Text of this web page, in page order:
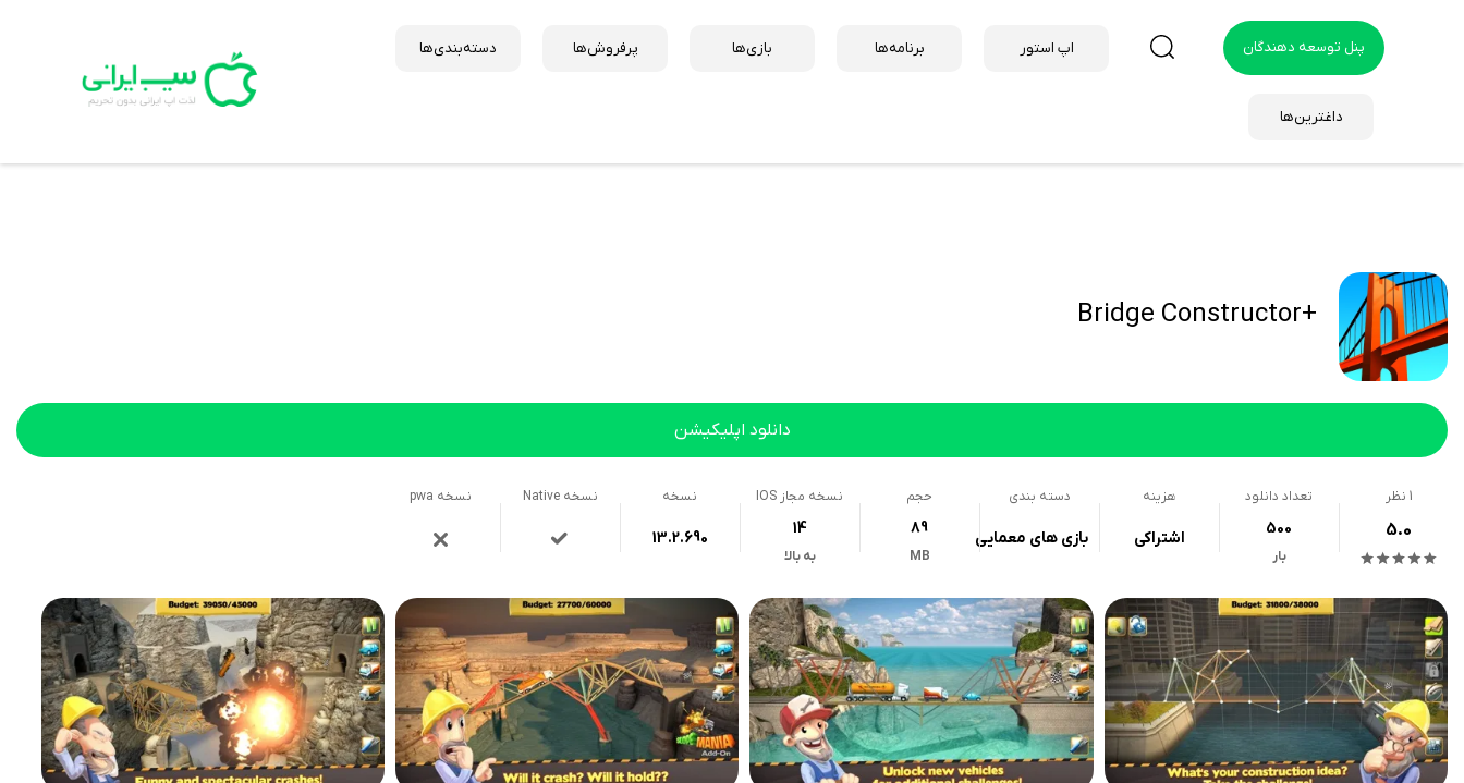
پنل توسعه دهندگان اپ استور برنامه‌ها بازی‌ها پرفروش‌ها دسته‌بندی‌ها
داغترین‌ها
+Bridge Constructor
دانلود اپلیکیشن
1 نظر
5.0
تعداد دانلود
500
بار
هزینه
اشتراکی
دسته بندی
بازی های معمایی
حجم
89
MB
نسخه مجاز IOS
14
به بالا
نسخه
13.2.690
نسخه Native نسخه pwa